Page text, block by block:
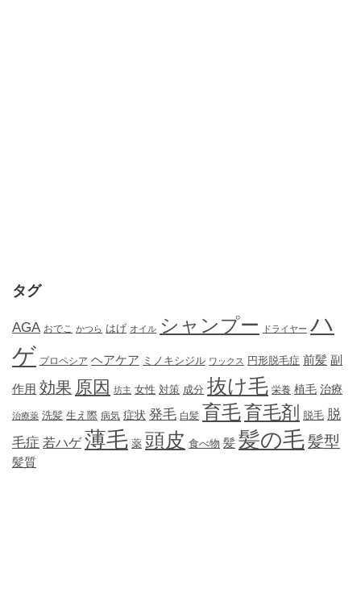
タグ
AGA おでこ かつら はげ オイル シャンプー ドライヤー ハ
ゲ プロペシア ヘアケア ミノキシジル ワックス 円形脱毛症 前髪 副
作用 効果 原因 坊主 女性 対策 成分 抜け毛 栄養 植毛 治療
治療薬 洗髪 生え際 病気 症状 発毛 白髪 育毛育毛剤 脱毛 脱
毛症 若ハゲ 薄毛 薬 頭皮 食べ物 髪 髪の毛髪型
髪質